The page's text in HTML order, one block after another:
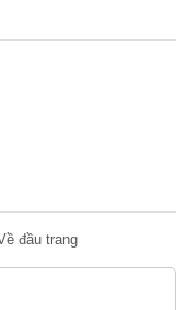
đầu trang